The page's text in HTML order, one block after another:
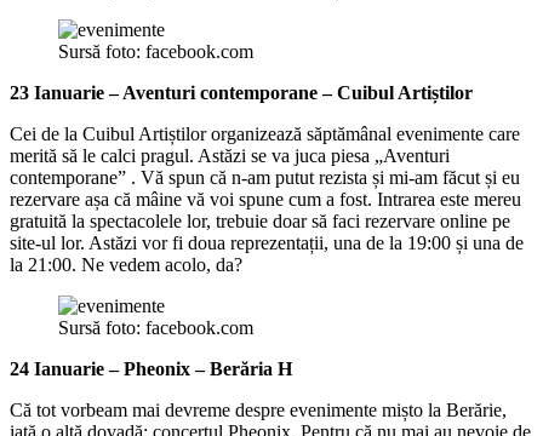
Sursă foto: facebook.com
23 Ianuarie – Aventuri contemporane – Cuibul Artiștilor
Cei de la Cuibul Artiștilor organizează săptămânal evenimente care
merită să le calci pragul. Astăzi se va juca piesa „Aventuri
contemporane” . Vă spun că n-am putut rezista și mi-am făcut și eu
rezervare așa că mâine vă voi spune cum a fost. Intrarea este mereu
gratuită la spectacolele lor, trebuie doar să faci rezervare online pe
site-ul lor. Astăzi vor fi doua reprezentații, una de la 19:00 și una de
la 21:00. Ne vedem acolo, da?
Sursă foto: facebook.com
24 Ianuarie – Pheonix – Berăria H
Că tot vorbeam mai devreme despre evenimente mișto la Berărie,
iată o altă dovadă: concertul Pheonix. Pentru că nu mai au nevoie de